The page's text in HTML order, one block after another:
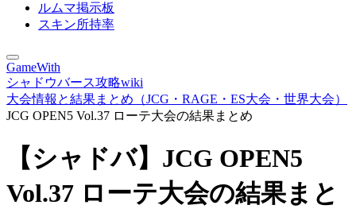
ルムマ掲示板
スキン所持率
GameWith
シャドウバース攻略wiki
大会情報と結果まとめ（JCG・RAGE・ES大会・世界大会）
JCG OPEN5 Vol.37 ローテ大会の結果まとめ
【シャドバ】JCG OPEN5
Vol.37 ローテ大会の結果まと